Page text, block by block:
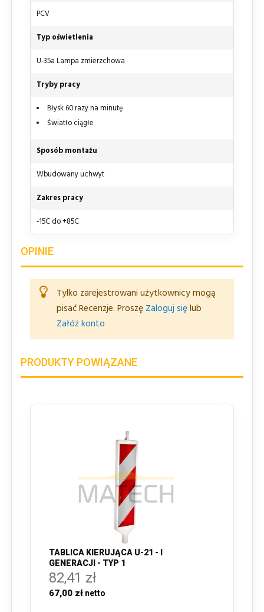
PCV
Typ oświetlenia
U-35a Lampa zmierzchowa
Tryby pracy
Błysk 60 razy na minutę
Światło ciągłe
Sposób montażu
Wbudowany uchwyt
Zakres pracy
-15C do +85C
OPINIE
Tylko zarejestrowani użytkownicy mogą
pisać Recenzje. Proszę Zaloguj sięlub
Załóż konto
PRODUKTY POWIĄZANE
TABLICA KIERUJĄCA U-21 - I
GENERACJI - TYP 1
82,41 zł
67,00 zł